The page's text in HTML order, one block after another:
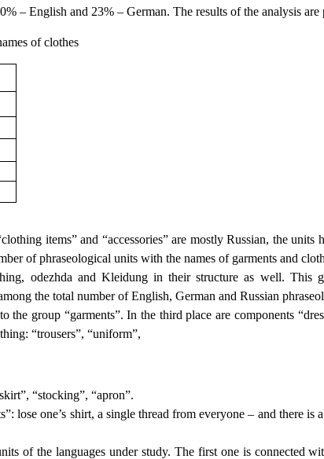
– English and 23% – German. The results of the analysis are
of clothes
items” and “accessories” are mostly Russian, the
of phraseological units with the names of garments and
odezhda and Kleidung in their structure as well. This
the total number of English, German and Russian
group “garments”. In the third place are components
“trousers”, “uniform”,
“stocking”, “apron”.
one’s shirt, a single thread from everyone – and there is
of the languages under study. The first one is connected